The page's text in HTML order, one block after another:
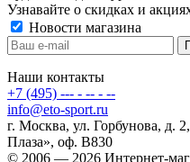
Узнавайте о скидках и
Новости магазина
Наши контакты
+7 (495) --- - -- - --
info@eto-sport.ru
г. Москва, ул. Горбунова, д.
Плаза», оф. В830
© 2006 — 2026 Интернет-